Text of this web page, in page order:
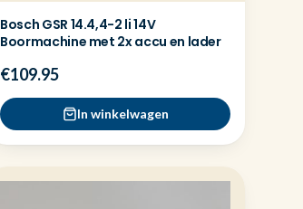
Bosch GSR 14.4,4-2 li 14V
Boormachine met 2x accu en lader
€109.95
In winkelwagen